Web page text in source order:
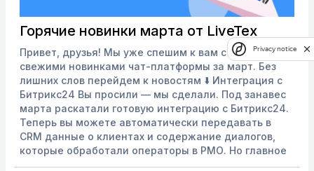
Горячие новинки марта от LiveTex
Привет, друзья! Мы уже спешим к вам с самыми
свежими новинками чат-платформы за март. Без
лишних слов перейдем к новостям ⬇️ Интеграция с
Битрикс24 Вы просили — мы сделали. Под занавес
марта раскатали готовую интеграцию с Битрикс24.
Теперь вы можете автоматически передавать в
CRM данные о клиентах и содержание диалогов,
которые обработали операторы в РМО. Но главное
преимущество готовой интеграции в том, что ее
Privacy notice